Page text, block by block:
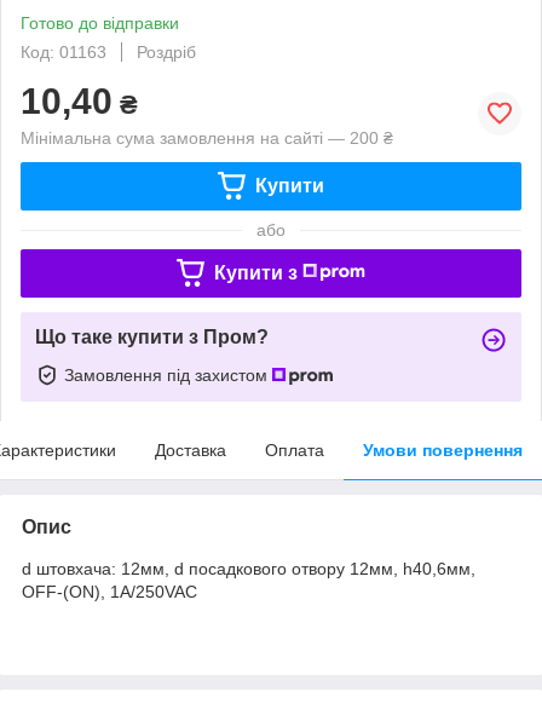
Готово до відправки
Код: 01163
Роздріб
10,40 ₴
Мінімальна сума замовлення на сайті — 200 ₴
Купити
або
Купити з
Що таке купити з Пром?
Замовлення під захистом
Доставка Оплата Умови повернення
Опис
d штовхача: 12мм, d посадкового отвору 12мм, h40,6мм,
OFF-(ON), 1A/250VAC